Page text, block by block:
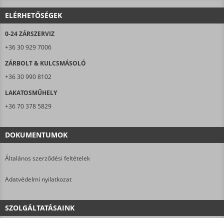
ELÉRHETŐSÉGEK
0-24 ZÁRSZERVIZ
+36 30 929 7006
ZÁRBOLT & KULCSMÁSOLÓ
+36 30 990 8102
LAKATOSMŰHELY
+36 70 378 5829
DOKUMENTUMOK
Általános szerződési feltételek
Adatvédelmi nyilatkozat
SZOLGÁLTATÁSAINK